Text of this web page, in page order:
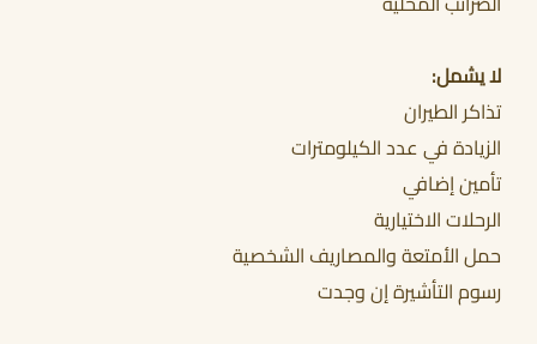
لا يشمل:
تذاكر الطيران
الزيادة في عدد الكيلومترات
تأمين إضافي
الرحلات الاختيارية
حمل الأمتعة والمصاريف الشخصية
رسوم التأشيرة إن وجدت